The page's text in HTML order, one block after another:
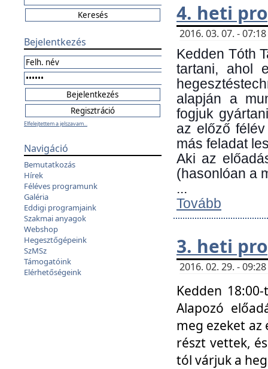
Bejelentkezés
Elfelejtettem a jelszavam...
Navigáció
Bemutatkozás
Hírek
Féléves programunk
Galéria
Eddigi programjaink
Szakmai anyagok
Webshop
Hegesztőgépeink
SzMSz
Támogatóink
Elérhetőségeink
4. heti
2016. 03. 07. -
Kedden Tóth
tartani, ahol
alapján a
fogjuk
az előző
más feladat
Aki az
(hasonlóan a
...
Tovább
3. heti
2016. 02. 29. -
Kedden
Alapozó
meg ezeket
részt vettek,
tól várjuk a